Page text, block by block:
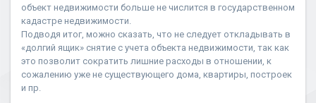
объект недвижимости больше не числится в государственном
кадастре недвижимости.
Подводя итог, можно сказать, что не следует откладывать в
«долгий ящик» снятие с учета объекта недвижимости, так как
это позволит сократить лишние расходы в отношении, к
сожалению уже не существующего дома, квартиры, построек
и пр.